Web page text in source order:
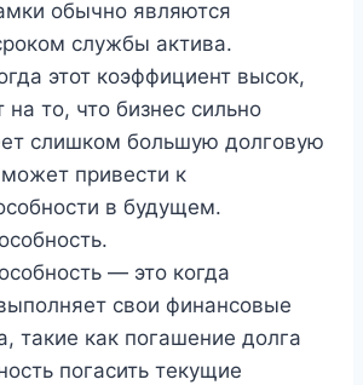
обычно являются
службы актива.
этот коэффициент высок,
на то, что бизнес сильно
слишком большую долговую
может привести к
в будущем.
— это когда
свои финансовые
такие как погашение долга
погасить текущие